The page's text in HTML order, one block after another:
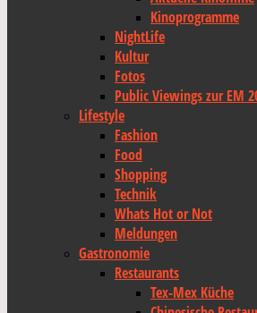
Kinoprogramme
NightLife
Kultur
Fotos
Public Viewings zur EM
Lifestyle
Fashion
Food
Shopping
Technik
Whats Hot or Not
Meldungen
Gastronomie
Restaurants
Tex-Mex Küche